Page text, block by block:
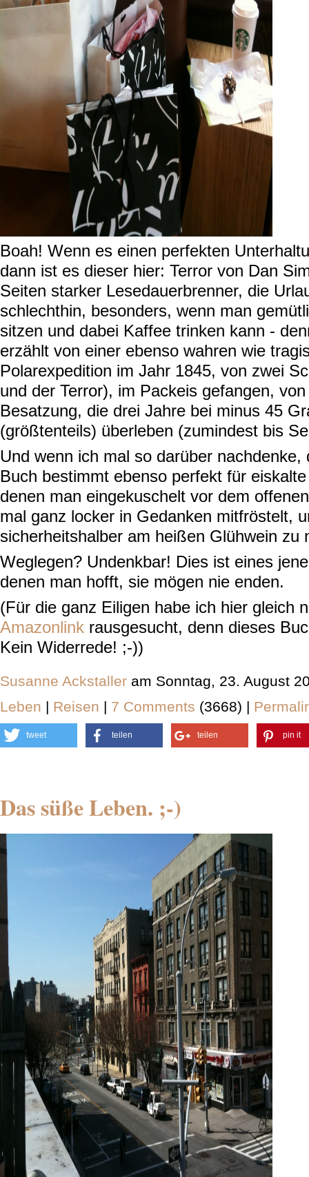
Boah! Wenn es einen perfekten
dann ist es dieser hier: Terror von Dan
Seiten starker Lesedauerbrenner, die
schlechthin, besonders, wenn man
sitzen und dabei Kaffee trinken kann -
erzählt von einer ebenso wahren wie
Polarexpedition im Jahr 1845, von zwei
und der Terror), im Packeis gefangen,
Besatzung, die drei Jahre bei minus 45
(größtenteils) überleben (zumindest bis
Und wenn ich mal so darüber nachdenke,
Buch bestimmt ebenso perfekt für
denen man eingekuschelt vor dem
mal ganz locker in Gedanken mitfröstelt,
sicherheitshalber am heißen Glühwein zu
Weglegen? Undenkbar! Dies ist eines
denen man hofft, sie mögen nie enden.
(Für die ganz Eiligen habe ich hier gleich
Amazonlink rausgesucht, denn dieses
Kein Widerrede! ;-))
Susanne Ackstaller am Sonntag, 23. August
Leben | Reisen | 7 Comments (3668) |
tweet teilen teilen pin it
Das süße Leben. ;-)